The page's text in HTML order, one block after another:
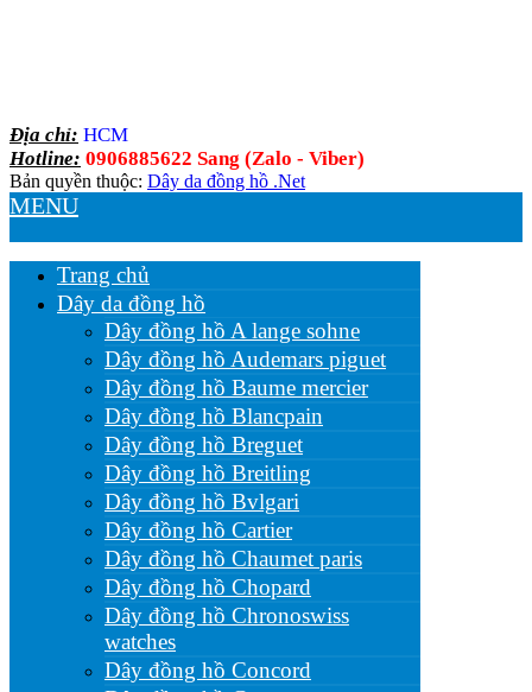
Địa chỉ: HCM
Hotline: 0906885622 Sang (Zalo - Viber)
Bản quyền thuộc: Dây da đồng hồ .Net
MENU
Trang chủ
Dây da đồng hồ
Dây đồng hồ A lange sohne
Dây đồng hồ Audemars piguet
Dây đồng hồ Baume mercier
Dây đồng hồ Blancpain
Dây đồng hồ Breguet
Dây đồng hồ Breitling
Dây đồng hồ Bvlgari
Dây đồng hồ Cartier
Dây đồng hồ Chaumet paris
Dây đồng hồ Chopard
Dây đồng hồ Chronoswiss
watches
Dây đồng hồ Concord